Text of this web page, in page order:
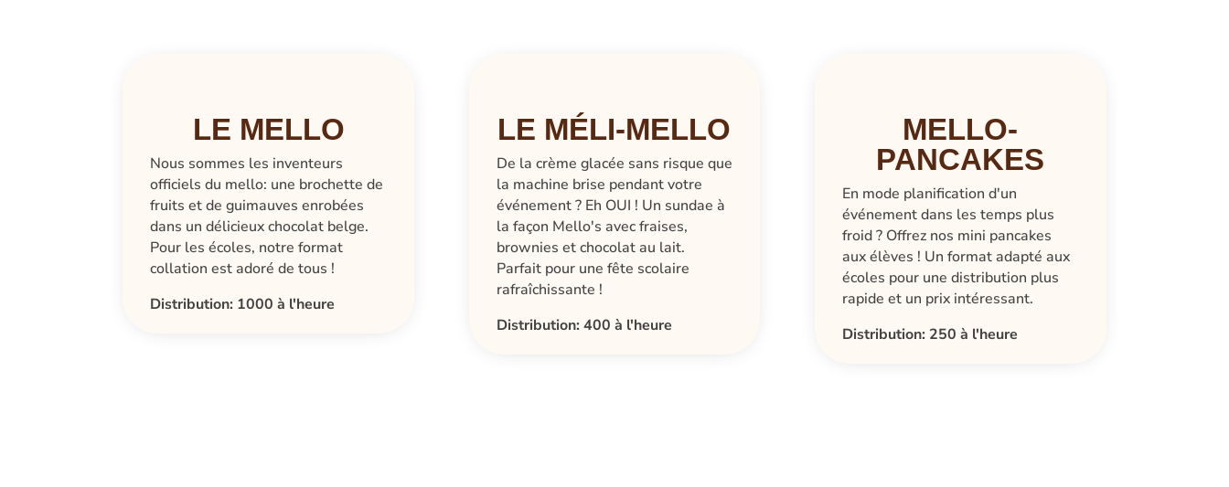
LE MELLO
Nous sommes les inventeurs
officiels du mello: une brochette de
fruits et de guimauves enrobées
dans un délicieux chocolat belge.
Pour les écoles, notre format
collation est adoré de tous !
Distribution: 1000 à l'heure
LE MÉLI-MELLO
De la crème glacée sans risque que
la machine brise pendant votre
événement ? Eh OUI ! Un sundae à
la façon Mello's avec fraises,
brownies et chocolat au lait.
Parfait pour une fête scolaire
rafraîchissante !
Distribution: 400 à l'heure
MELLO-
PANCAKES
En mode planification d'un
événement dans les temps plus
froid ? Offrez nos mini pancakes
aux élèves ! Un format adapté aux
écoles pour une distribution plus
rapide et un prix intéressant.
Distribution: 250 à l'heure